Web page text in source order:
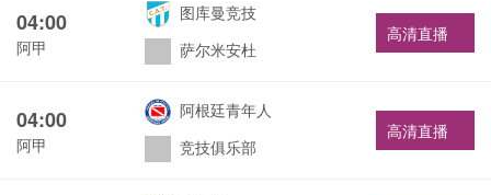
04:00
阿甲
图库曼竞技
萨尔米安杜
高清直播
04:00
阿甲
阿根廷青年人
竞技俱乐部
高清直播